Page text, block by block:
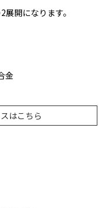
開になります。
金
はこちら